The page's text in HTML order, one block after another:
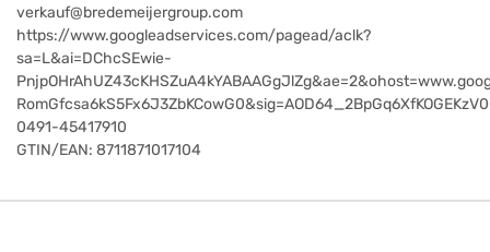
verkauf@bredemeijergroup.com
https://www.googleadservices.com/pagead/aclk?
sa=L&ai=DChcSEwie-
0491-45417910
GTIN/EAN: 8711871017104